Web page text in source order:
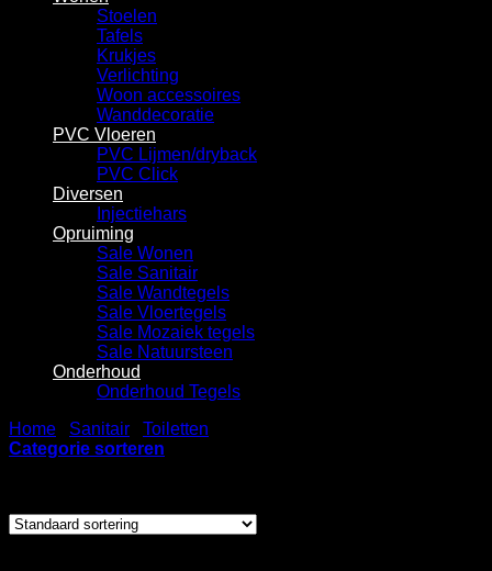
Stoelen
Tafels
Krukjes
Verlichting
Woon accessoires
Wanddecoratie
PVC Vloeren
PVC Lijmen/dryback
PVC Click
Diversen
Injectiehars
Opruiming
Sale Wonen
Sale Sanitair
Sale Wandtegels
Sale Vloertegels
Sale Mozaiek tegels
Sale Natuursteen
Onderhoud
Onderhoud Tegels
Home
Sanitair Toiletten
Categorie sorteren